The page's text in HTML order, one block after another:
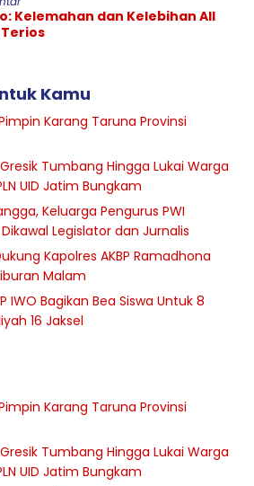
Kelemahan dan Kelebihan All
Kamu
Karang Taruna Provinsi
Tumbang Hingga Lukai Warga
UID Jatim Bungkam
Keluarga Pengurus PWI
Legislator dan Jurnalis
Kapolres AKBP Ramadhona
Malam
IWO Bagikan Bea Siswa Untuk 8
16 Jaksel
Karang Taruna Provinsi
Tumbang Hingga Lukai Warga
UID Jatim Bungkam